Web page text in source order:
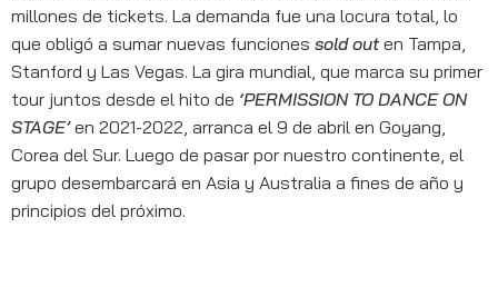
millones de tickets. La demanda fue una locura total, lo
que obligó a sumar nuevas funciones sold out en Tampa,
Stanford y Las Vegas. La gira mundial, que marca su primer
tour juntos desde el hito de ‘PERMISSION TO DANCE ON
STAGE’en 2021-2022, arranca el 9 de abril en Goyang,
Corea del Sur. Luego de pasar por nuestro continente, el
grupo desembarcará en Asia y Australia a fines de año y
principios del próximo.